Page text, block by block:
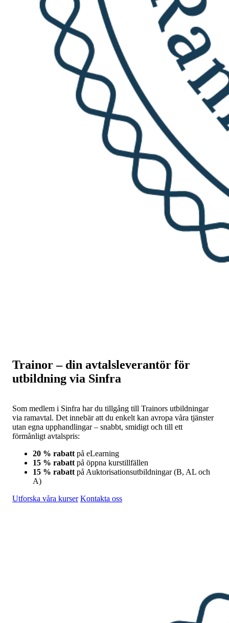
Trainor – din avtalsleverantör för
utbildning via Sinfra
Som medlem i Sinfra har du tillgång till Trainors utbildningar
via ramavtal. Det innebär att du enkelt kan avropa våra tjänster
utan egna upphandlingar – snabbt, smidigt och till ett
förmånligt avtalspris:
20 % rabatt på eLearning
15 % rabatt på öppna kurstillfällen
15 % rabatt på Auktorisationsutbildningar (B, AL och
A)
Utforska våra kurser Kontakta oss